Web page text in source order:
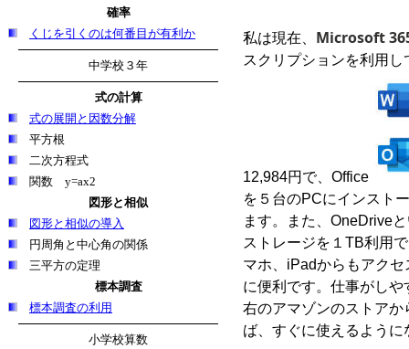
確率
くじを引くのは何番目が有利か
中学校３年
式の計算
式の展開と因数分解
平方根
二次方程式
関数 y=ax2
図形と相似
図形と相似の導入
円周角と中心角の関係
三平方の定理
標本調査
標本調査の利用
小学校算数
私は現在、 Microsoft
スクリプションを利用し
12,984円で、Office
を５台のPCにインスト
ます。また、OneDrive
ストレージを１TB利用
マホ、iPadからもアク
に便利です。仕事がしや
右のアマゾンのストアか
ば、すぐに使えるように